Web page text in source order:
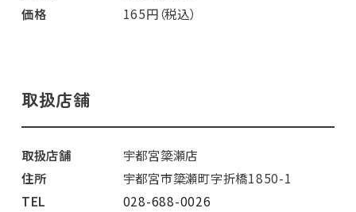
価格
165円（税込）
取扱店舗
取扱店舗
宇都宮簗瀬店
住所
宇都宮市簗瀬町字折橋1850-1
TEL
028-688-0026